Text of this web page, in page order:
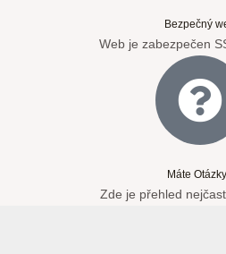
Bezpečný
Web je zabezpečen
Máte
Zde je přehled